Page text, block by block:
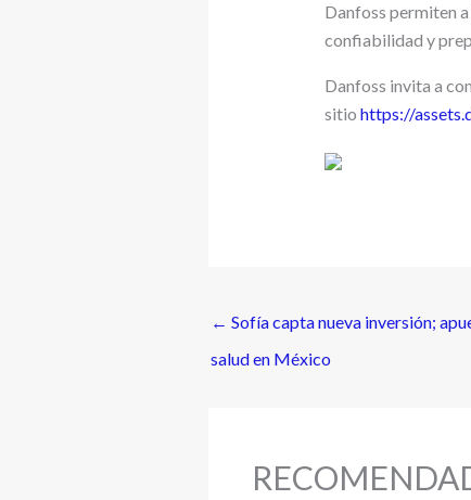
Danfoss permiten
confiabilidad y
Danfoss invita a
sitio https://
← Sofía capta nueva inversión;
salud en México